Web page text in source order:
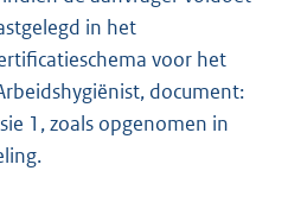
in het
voor het
document:
1, zoals opgenomen in